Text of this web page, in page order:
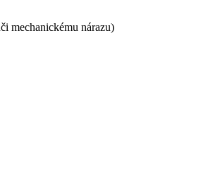
mechanickému nárazu)